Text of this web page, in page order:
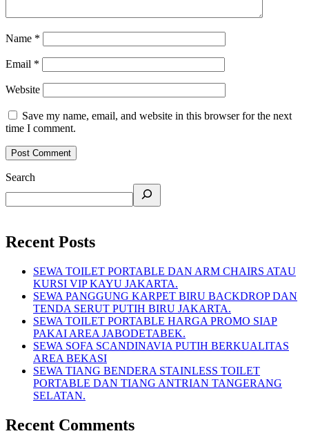
Name *
Email *
Website
Save my name, email, and website in this browser for the next
time I comment.
Search
Recent Posts
SEWA TOILET PORTABLE DAN ARM CHAIRS ATAU
KURSI VIP KAYU JAKARTA.
SEWA PANGGUNG KARPET BIRU BACKDROP DAN
TENDA SERUT PUTIH BIRU JAKARTA.
SEWA TOILET PORTABLE HARGA PROMO SIAP
PAKAI AREA JABODETABEK.
SEWA SOFA SCANDINAVIA PUTIH BERKUALITAS
AREA BEKASI
SEWA TIANG BENDERA STAINLESS TOILET
PORTABLE DAN TIANG ANTRIAN TANGERANG
SELATAN.
Recent Comments